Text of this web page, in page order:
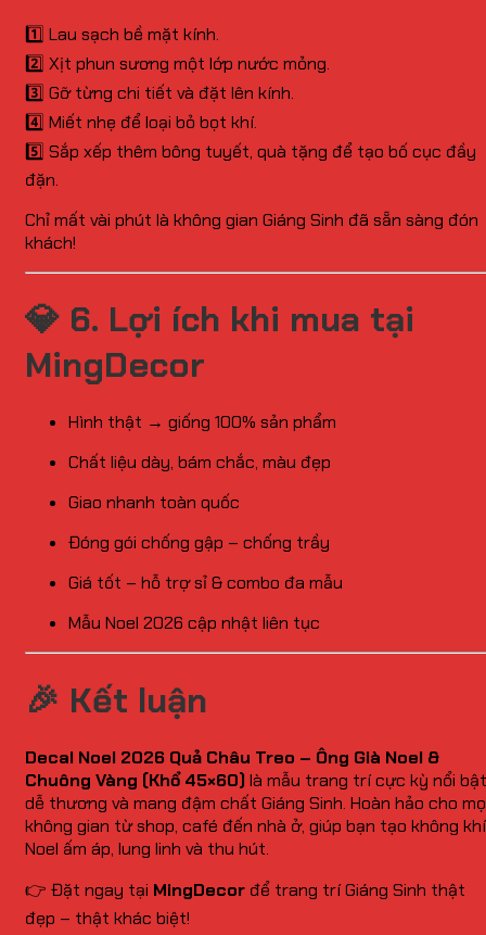
1️⃣ Lau sạch bề mặt kính.
2️⃣ Xịt phun sương một lớp nước mỏng.
3️⃣ Gỡ từng chi tiết và đặt lên kính.
4️⃣ Miết nhẹ để loại bỏ bọt khí.
5️⃣ Sắp xếp thêm bông tuyết, quà tặng để tạo bố cục đầy
đặn.
Chỉ mất vài phút là không gian Giáng Sinh đã sẵn sàng đón
khách!
💎 6. Lợi ích khi mua tại
MingDecor
Hình thật → giống 100% sản phẩm
Chất liệu dày, bám chắc, màu đẹp
Giao nhanh toàn quốc
Đóng gói chống gập – chống trầy
Giá tốt – hỗ trợ sỉ & combo đa mẫu
Mẫu Noel 2026 cập nhật liên tục
🎉 Kết luận
Decal Noel 2026 Quả Châu Treo – Ông Già Noel &
Chuông Vàng (Khổ 45×60)là mẫu trang trí cực kỳ nổi
dễ thương và mang đậm chất Giáng Sinh. Hoàn hảo cho
không gian từ shop, café đến nhà ở, giúp bạn tạo không khí
Noel ấm áp, lung linh và thu hút.
👉 Đặt ngay tại MingDecor để trang trí Giáng Sinh thật
đẹp – thật khác biệt!